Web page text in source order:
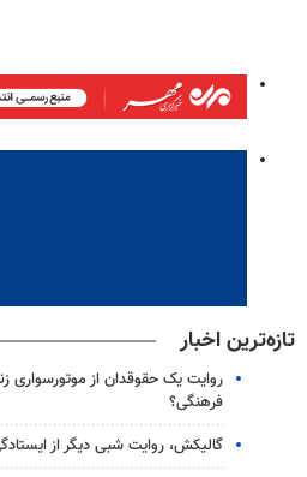
تازه‌ترین اخبار
روایت یک حقوقدان از موتورسواری
فرهنگی؟
گالیکش، روایت شبی دیگر از